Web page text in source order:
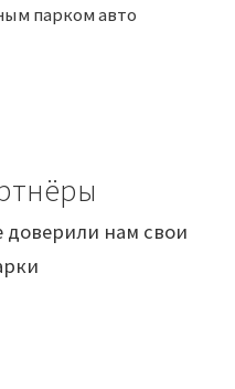
парком авто
доверили нам свои